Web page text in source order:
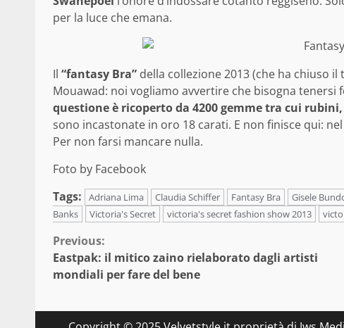
per la luce che emana.
Il “fantasy Bra” della collezione 2013 (che ha chiuso
Mouawad: noi vogliamo avvertire che bisogna
questione è ricoperto da 4200 gemme tra cui
sono incastonate in oro 18 carati. E non finisce qui:
Per non farsi mancare nulla.
Foto by Facebook
Tags:
Adriana Lima Claudia Schiffer Fantasy Bra Gisele
Banks
Victoria's Secret victoria's secret fashion show 2013
Continue
Reading
Previous:
Eastpak: il mitico zaino rielaborato dagli artisti
mondiali per fare del bene